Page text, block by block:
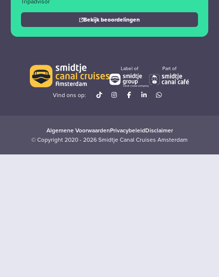
Bekijk beoordelingen
Label of Part of
Vind ons op:
Algemene VoorwaardenPrivacybeleidDisclaimer
© Copyright 2020 - 2026 Smidtje Canal Cruises Amsterdam